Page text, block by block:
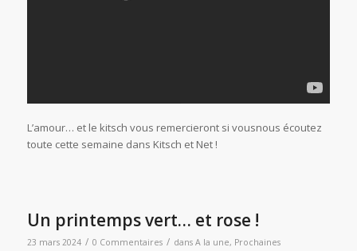
L’amour… et le kitsch vous remercieront si vousnous écoutez
toute cette semaine dans Kitsch et Net !
Un printemps vert… et rose !
23 mars 2024 / 0 Commentaires / dans A la une, Prochaines